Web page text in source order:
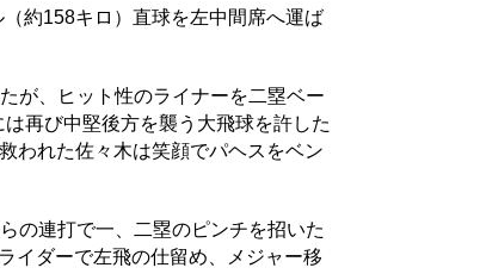
約158キロ）直球を左中間席へ運ば
が、ヒット性のライナーを二塁ベー
再び中堅後方を襲う大飛球を許した
われた佐々木は笑顔でパヘスをベン
の連打で一、二塁のピンチを招いた
イダーで左飛の仕留め、メジャー移